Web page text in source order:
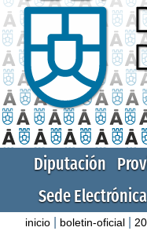
Diputación
Sede Electrónica
inicio boletin-oficial